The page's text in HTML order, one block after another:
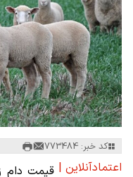
کد خبر: 773484
اعتمادآنلاین |